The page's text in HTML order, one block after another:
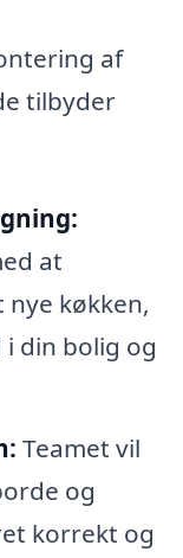
af
tilbyder
at
køkken,
din bolig og
Teamet vil
og
korrekt og